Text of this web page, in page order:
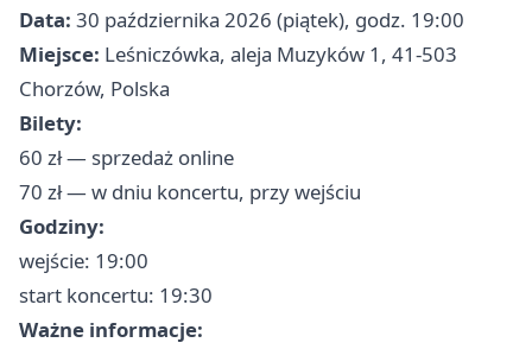
Data: 30 października 2026 (piątek), godz. 19:00
Miejsce: Leśniczówka, aleja Muzyków 1, 41-503
Chorzów, Polska
Bilety:
60 zł — sprzedaż online
70 zł — w dniu koncertu, przy wejściu
Godziny:
wejście: 19:00
start koncertu: 19:30
Ważne informacje: